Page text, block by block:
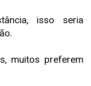
isso seria
muitos preferem